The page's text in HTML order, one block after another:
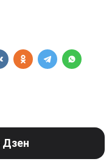
Дзен